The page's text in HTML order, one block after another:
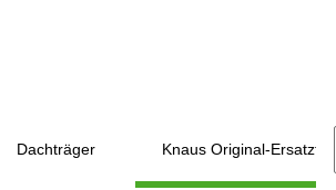
Dachträger Knaus Original-Ersatzteile